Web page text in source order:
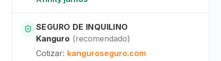
SEGURO DE INQUILINO
Kanguro (recomendado)
Cotizar: kanguroseguro.com